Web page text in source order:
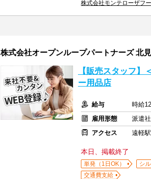
株式会社モンテローザフ
株式会社オープンループパートナーズ 北
【販売スタッフ】
ー用品店
給与
時給
雇用形態
派遣
アクセス
遠軽駅
本日、掲載終了
単発（1日OK） シ
交通費支給